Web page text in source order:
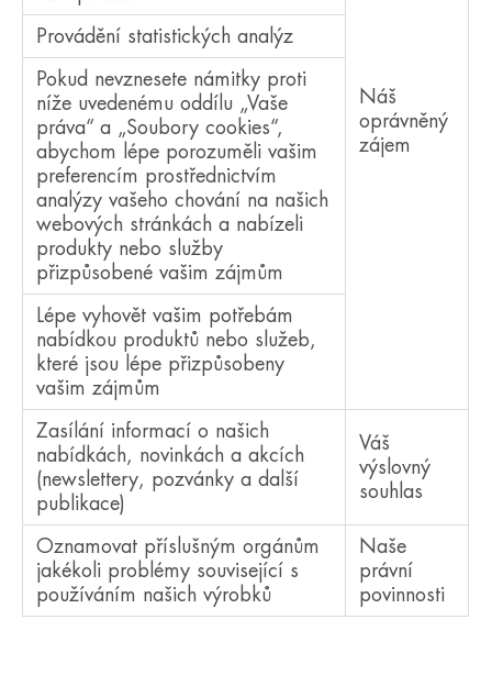
Náš
oprávněný
zájem
Provádění statistických analýz
Pokud nevznesete námitky proti
níže uvedenému oddílu „Vaše
práva“ a „Soubory cookies“,
abychom lépe porozuměli vašim
preferencím prostřednictvím
analýzy vašeho chování na našich
webových stránkách a nabízeli
produkty nebo služby
přizpůsobené vašim zájmům
Lépe vyhovět vašim potřebám
nabídkou produktů nebo služeb,
které jsou lépe přizpůsobeny
vašim zájmům
Zasílání informací o našich
nabídkách, novinkách a akcích
(newslettery, pozvánky a další
publikace)
Váš
výslovný
souhlas
Oznamovat příslušným orgánům
jakékoli problémy související s
používáním našich výrobků
Naše
právní
povinnosti